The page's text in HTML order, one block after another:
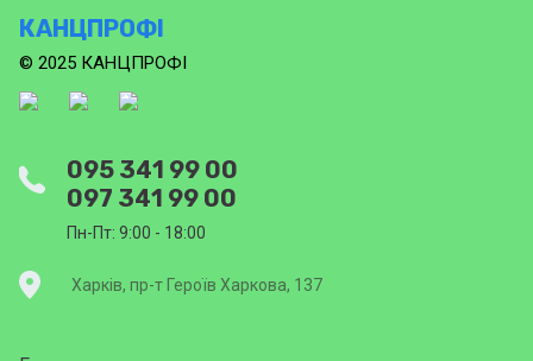
КАНЦПРОФІ
© 2025 КАНЦПРОФІ
095 341 99 00
097 341 99 00
Пн-Пт: 9:00 - 18:00
Харків, пр-т Героїв Харкова, 137